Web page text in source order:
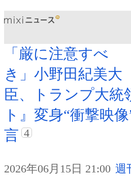
「厳に注意すべ
き」小野田紀美大
臣、トランプ大統
ト』変身“衝撃映
言 4
2026年06月15日 21:00 週